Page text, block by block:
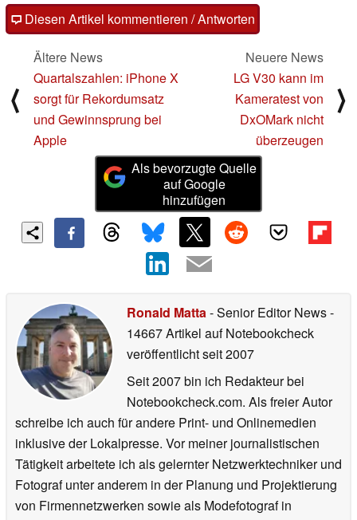
Artikel? - Uns interessiert Deine Meinung (auch ohne
Anmeldung möglich)!
Alle 3 Kommentare lesen
Diesen Artikel kommentieren / Antworten
Ältere News
Quartalszahlen: iPhone X
sorgt für Rekordumsatz
und Gewinnsprung bei
Neuere News
LG V30 kann im
Kameratest von
überzeugen
Als bevorzugte Quelle
auf Google
hinzufügen
Ronald Matta- Senior Editor News
14667 Artikel auf Notebookcheck
veröffentlichtseit 2007
Seit 2007 bin ich Redakteur bei
Notebookcheck.com. Als freier Autor
schreibe ich auch für andere Print- und Onlinemedien
inklusive der Lokalpresse. Vor meiner journalistischen